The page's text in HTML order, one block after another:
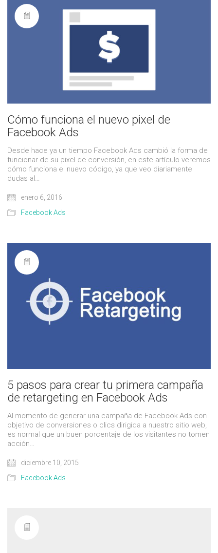
Cómo funciona el nuevo pixel de
Facebook Ads
Desde hace ya un tiempo Facebook Ads cambió la forma de
funcionar de su pixel de conversión, en este artículo veremos
cómo funciona el nuevo código, ya que veo diariamente
dudas al…
enero 6, 2016
Facebook Ads
5 pasos para crear tu primera campaña
de retargeting en Facebook Ads
Al momento de generar una campaña de Facebook Ads con
objetivo de conversiones o clics dirigida a nuestro sitio web,
es normal que un buen porcentaje de los visitantes no tomen
acción…
diciembre 10, 2015
Facebook Ads